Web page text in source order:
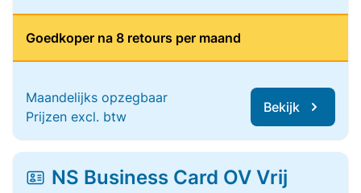
Goedkoper na 8 retours per maand
Maandelijks opzegbaar
Prijzen excl. btw
Bekijk
NS Business Card OV Vrij